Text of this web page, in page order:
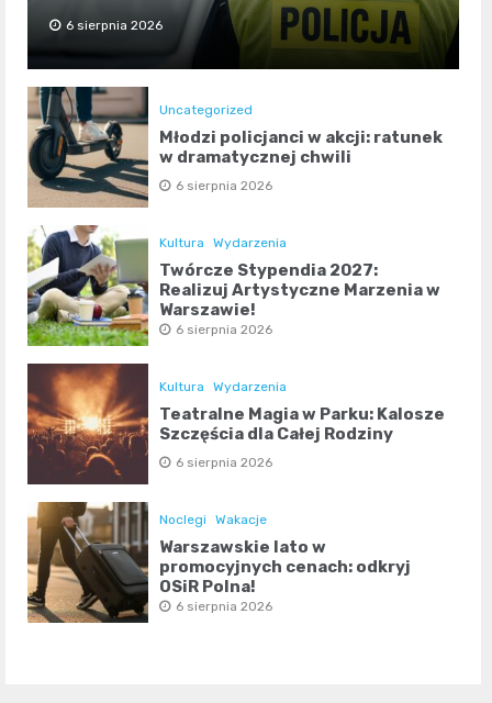
6 sierpnia 2026
Uncategorized
Młodzi policjanci w akcji: ratunek
w dramatycznej chwili
6 sierpnia 2026
Kultura Wydarzenia
Twórcze Stypendia 2027:
Realizuj Artystyczne Marzenia w
Warszawie!
6 sierpnia 2026
Kultura Wydarzenia
Teatralne Magia w Parku: Kalosze
Szczęścia dla Całej Rodziny
6 sierpnia 2026
Noclegi Wakacje
Warszawskie lato w
promocyjnych cenach: odkryj
OSiR Polna!
6 sierpnia 2026